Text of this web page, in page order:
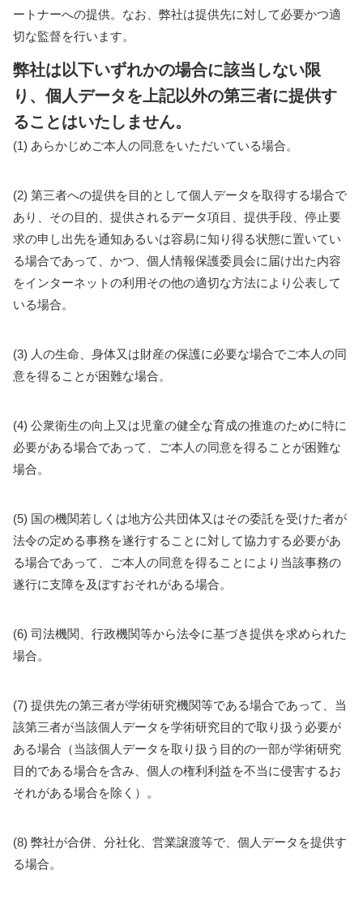
ートナーへの提供。なお、弊社は提供先に対して必要かつ適
切な監督を行います。
弊社は以下いずれかの場合に該当しない限
り、個人データを上記以外の第三者に提供す
ることはいたしません。
(1) あらかじめご本人の同意をいただいている場合。
(2) 第三者への提供を目的として個人データを取得する場合で
あり、その目的、提供されるデータ項目、提供手段、停止要
求の申し出先を通知あるいは容易に知り得る状態に置いてい
る場合であって、かつ、個人情報保護委員会に届け出た内容
をインターネットの利用その他の適切な方法により公表して
いる場合。
(3) 人の生命、身体又は財産の保護に必要な場合でご本人の同
意を得ることが困難な場合。
(4) 公衆衛生の向上又は児童の健全な育成の推進のために特に
必要がある場合であって、ご本人の同意を得ることが困難な
場合。
(5) 国の機関若しくは地方公共団体又はその委託を受けた者が
法令の定める事務を遂行することに対して協力する必要があ
る場合であって、ご本人の同意を得ることにより当該事務の
遂行に支障を及ぼすおそれがある場合。
(6) 司法機関、行政機関等から法令に基づき提供を求められた
場合。
(7) 提供先の第三者が学術研究機関等である場合であって、当
該第三者が当該個人データを学術研究目的で取り扱う必要が
ある場合（当該個人データを取り扱う目的の一部が学術研究
目的である場合を含み、個人の権利利益を不当に侵害するお
それがある場合を除く）。
(8) 弊社が合併、分社化、営業譲渡等で、個人データを提供す
る場合。